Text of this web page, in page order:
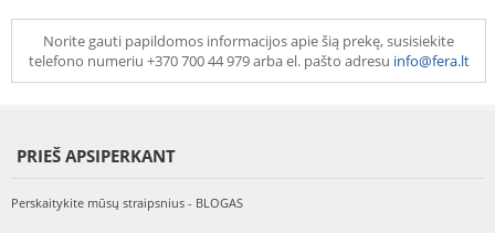
Norite gauti papildomos informacijos apie šią prekę, susisiekite
telefono numeriu +370 700 44 979 arba el. pašto adresu info@fera.lt
PRIEŠ APSIPERKANT
Perskaitykite mūsų straipsnius - BLOGAS